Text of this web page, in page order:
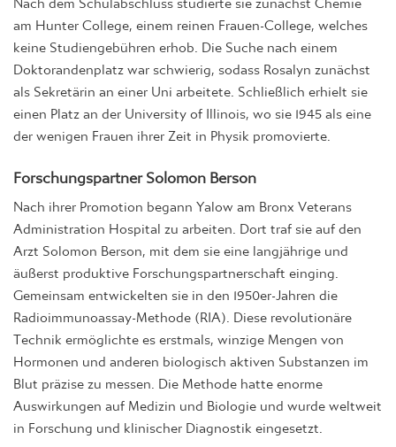
am Hunter College, einem reinen Frauen-College, welches
keine Studiengebühren erhob. Die Suche nach einem
Doktorandenplatz war schwierig, sodass Rosalyn zunächst
als Sekretärin an einer Uni arbeitete. Schließlich erhielt sie
einen Platz an der University of Illinois, wo sie 1945 als eine
der wenigen Frauen ihrer Zeit in Physik promovierte.
Forschungspartner Solomon Berson
Nach ihrer Promotion begann Yalow am Bronx Veterans
Administration Hospital zu arbeiten. Dort traf sie auf den
Arzt Solomon Berson, mit dem sie eine langjährige und
äußerst produktive Forschungspartnerschaft einging.
Gemeinsam entwickelten sie in den 1950er-Jahren die
Radioimmunoassay-Methode (RIA). Diese revolutionäre
Technik ermöglichte es erstmals, winzige Mengen von
Hormonen und anderen biologisch aktiven Substanzen im
Blut präzise zu messen. Die Methode hatte enorme
Auswirkungen auf Medizin und Biologie und wurde weltweit
in Forschung und klinischer Diagnostik eingesetzt.